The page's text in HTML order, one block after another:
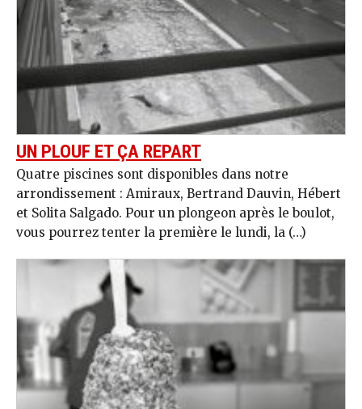
UN PLOUF ET ÇA REPART
Quatre piscines sont disponibles dans notre
arrondissement : Amiraux, Bertrand Dauvin, Hébert
et Solita Salgado. Pour un plongeon après le boulot,
vous pourrez tenter la première le lundi, la (…)